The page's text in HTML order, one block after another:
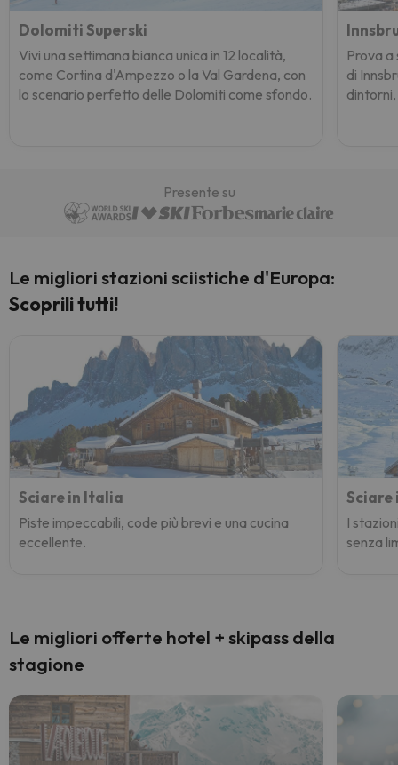
Dolomiti Superski
Vivi una settimana bianca unica in 12 località,
come Cortina d'Ampezzo o la Val Gardena, con
lo scenario perfetto delle Dolomiti come sfondo.
Prova a
di
dintorni,
Presente su
Le migliori stazioni sciistiche d'Europa:
Scoprili tutti!
Sciare in Italia
Piste impeccabili, code più brevi e una cucina
eccellente.
Sciare
I
senza
Le migliori offerte hotel + skipass della
stagione